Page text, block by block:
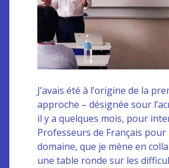
J’avais été à l’origine de la
approche – désignée sour
il y a quelques mois, pour
Professeurs de Français
domaine, que je mène en
une table ronde sur les